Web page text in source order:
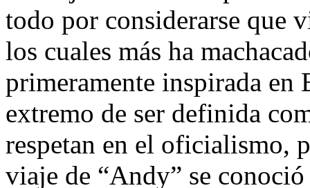
todo por considerarse que
los cuales más ha
primeramente inspirada en
extremo de ser definida
respetan en el oficialismo,
viaje de “Andy” se